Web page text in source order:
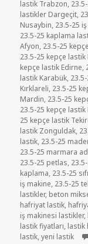
lastik Trabzon,
lastikler Dargeçit,
Nusaybin, 23.5-25
23.5-25 kaplama
Afyon, 23.5-25
23.5-25 kepçe lastik
kepçe lastik Edirne,
lastik Karabük,
Kırklareli, 23.5-25
Mardin, 23.5-25
23.5-25 kepçe lastik
25 kepçe lastik
lastik Zonguldak,
lastik, 23.5-25
23.5-25 marmara
23.5-25 petlas,
kaplama, 23.5-25
iş makine, 23.5-25
lastikler, beton
hafriyat lastik,
iş makinesi lastikler,
lastik fiyatları, lastik
lastik,yeni lastik